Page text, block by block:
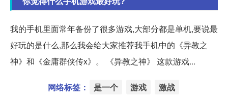
我的手机里面常年备份了很多游戏,大部分都是单机,要说最
好玩的是什么,那么我会给大家推荐我手机中的《异教之
神》和《金庸群侠传x》。 《异教之神》 这款游戏...
网络标签： 是一个 游戏 激战